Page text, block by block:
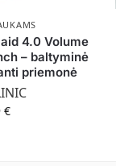
4.0 Volume
– baltyminė
priemonė
€